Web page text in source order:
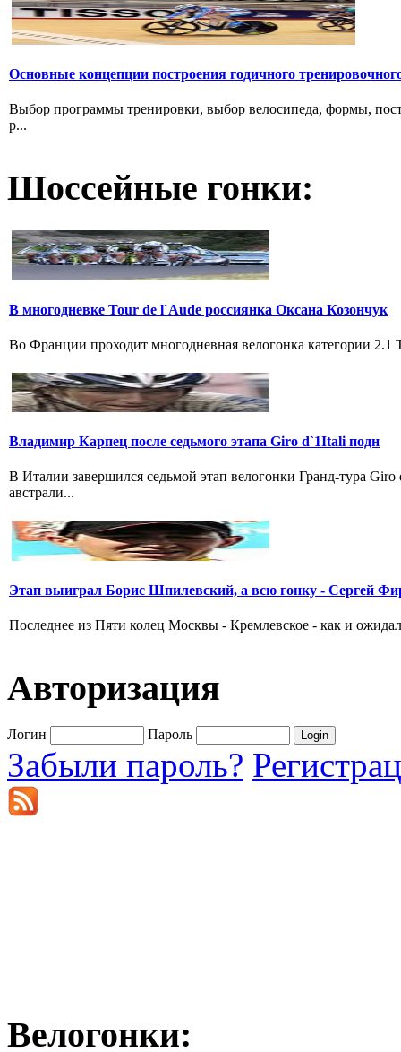
Основные концепции построения годичного
Выбор программы тренировки, выбор велосипеда, формы,
р...
Шоссейные гонки:
В многодневке Tour de l`Aude россиянка Оксана Козончук
Во Франции проходит многодневная велогонка категории
Владимир Карпец после седьмого этапа Giro d`1Itali подн
В Италии завершился седьмой этап велогонки Гранд-тура
австрали...
Этап выиграл Борис Шпилевский, а всю гонку - Сергей
Последнее из Пяти колец Москвы - Кремлевское - как и
Авторизация
Логин Пароль
Забыли пароль?
Велогонки: